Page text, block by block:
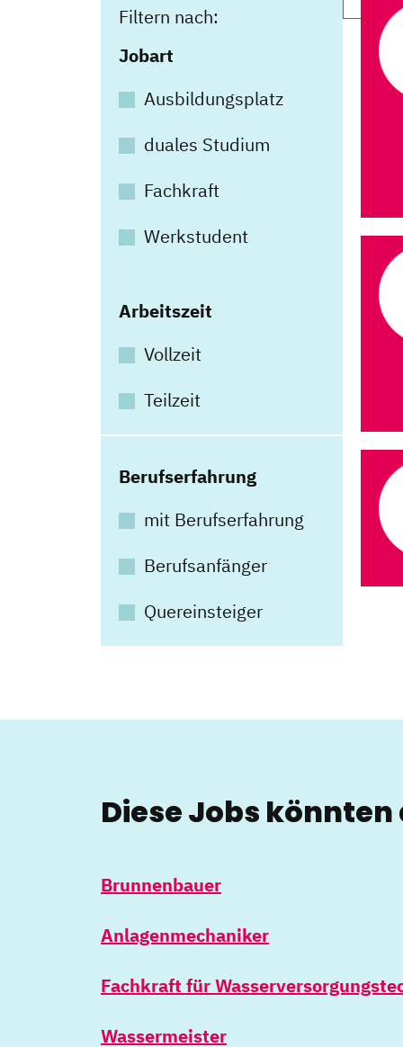
Filtern nach:
Jobart
Ausbildungsplatz
duales Studium
Fachkraft
Werkstudent
Arbeitszeit
Vollzeit
Teilzeit
Berufserfahrung
mit Berufserfahrung
Berufsanfänger
Quereinsteiger
Diese Jobs
Brunnenbauer
Anlagenmechaniker
Fachkraft für
Wassermeister